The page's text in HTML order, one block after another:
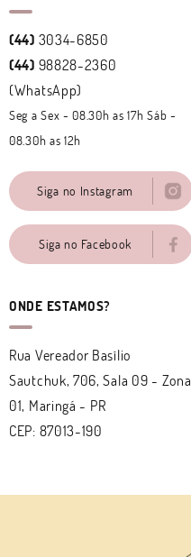
(44) 3034-6850
(44) 98828-2360
(WhatsApp)
Seg a Sex - 08.30h as 17h Sáb -
08.30h as 12h
Siga no Instagram
Siga no Facebook
ONDE ESTAMOS?
Rua Vereador Basílio
Sautchuk, 706, Sala 09 - Zona
01, Maringá - PR
CEP: 87013-190